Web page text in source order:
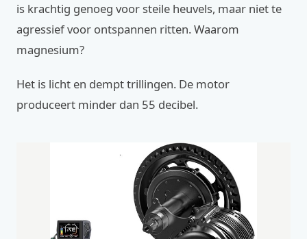
is krachtig genoeg voor steile heuvels, maar niet te
agressief voor ontspannen ritten. Waarom
magnesium?
Het is licht en dempt trillingen. De motor
produceert minder dan 55 decibel.